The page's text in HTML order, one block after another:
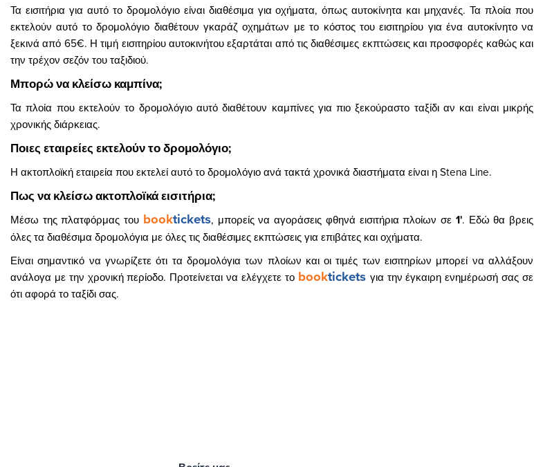
Τα εισιτήρια για αυτό το δρομολόγιο είναι διαθέσιμα για οχήματα, όπως αυτοκίνητα και μηχανές. Τα πλοία που
εκτελούν αυτό το δρομολόγιο διαθέτουν γκαράζ οχημάτων με το κόστος του εισιτηρίου για ένα αυτοκίνητο να
ξεκινά από 65€. Η τιμή εισιτηρίου αυτοκινήτου εξαρτάται από τις διαθέσιμες εκπτώσεις και προσφορές καθώς και
την τρέχον σεζόν του ταξιδιού.
Μπορώ να κλείσω καμπίνα;
Τα πλοία που εκτελούν το δρομολόγιο αυτό διαθέτουν καμπίνες για πιο ξεκούραστο ταξίδι αν και είναι μικρής
χρονικής διάρκειας.
Ποιες εταιρείες εκτελούν το δρομολόγιο;
Η ακτοπλοϊκή εταιρεία που εκτελεί αυτό το δρομολόγιο ανά τακτά χρονικά διαστήματα είναι η Stena Line.
Πως να κλείσω ακτοπλοϊκά εισιτήρια;
Μέσω της πλατφόρμας του booktickets, μπορείς να αγοράσεις φθηνά εισιτήρια πλοίων σε 1'. Εδώ θα βρεις
όλες τα διαθέσιμα δρομολόγια με όλες τις διαθέσιμες εκπτώσεις για επιβάτες και οχήματα.
Είναι σημαντικό να γνωρίζετε ότι τα δρομολόγια των πλοίων και οι τιμές των εισιτηρίων μπορεί να αλλάξουν
ανάλογα με την χρονική περίοδο. Προτείνεται να ελέγχετε το booktickets για την έγκαιρη ενημέρωσή σας σε
ότι αφορά το ταξίδι σας.